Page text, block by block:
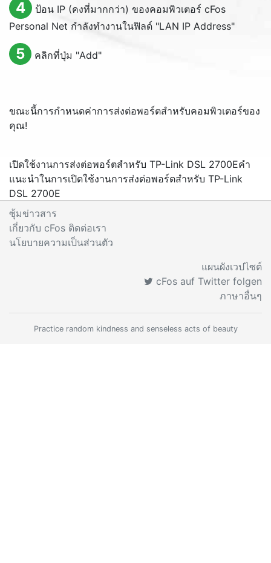
4
ป้อน IP (คงที่มากกว่า) ของคอมพิวเตอร์ cFos
Personal Net กำลังทำงานในฟิลด์ "LAN IP Address"
5 คลิกที่ปุ่ม "Add"
ขณะนี้การกำหนดค่าการส่งต่อพอร์ตสำหรับคอมพิวเตอร์ของ
คุณ!
เปิดใช้งานการส่งต่อพอร์ตสำหรับ TP-Link DSL 2700Eคำ
แนะนำในการเปิดใช้งานการส่งต่อพอร์ตสำหรับ TP-Link
DSL 2700E
ซุ้มข่าวสาร
เกี่ยวกับ cFos ติดต่อเรา
นโยบายความเป็นส่วนตัว
แผนผังเวปไซต์
cFos auf Twitter folgen
ภาษาอื่นๆ
Practice random kindness and senseless acts of beauty